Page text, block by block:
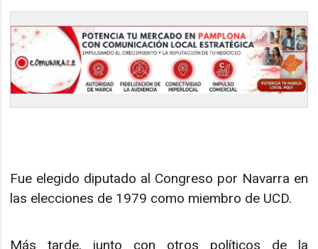
Fue elegido diputado al Congreso por Navarra en
las elecciones de 1979 como miembro de UCD.
Más tarde, junto con otros políticos de la